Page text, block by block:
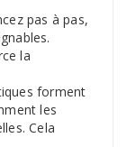
pas à pas,
la
forment
les
Cela